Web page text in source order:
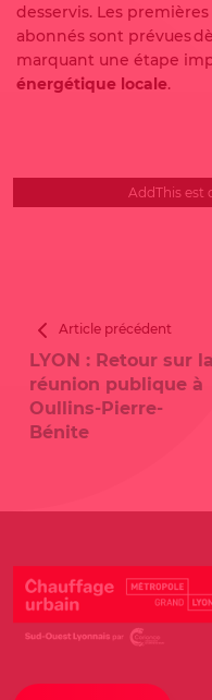
desservis. Les
abonnés sont prévues
marquant une étape
énergétique locale.
AddThis est
Article précédent
LYON : Retour sur la
réunion publique à
Oullins-Pierre-
Bénite